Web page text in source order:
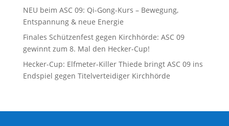
NEU beim ASC 09: Qi-Gong-Kurs – Bewegung,
Entspannung & neue Energie
Finales Schützenfest gegen Kirchhörde: ASC 09
gewinnt zum 8. Mal den Hecker-Cup!
Hecker-Cup: Elfmeter-Killer Thiede bringt ASC 09 ins
Endspiel gegen Titelverteidiger Kirchhörde